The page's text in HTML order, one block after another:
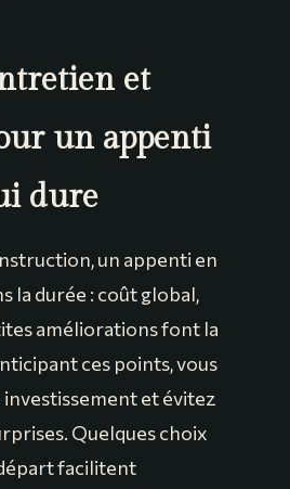
et
un appenti
dure
un appenti en
la durée : coût global,
améliorations font la
ces points, vous
et évitez
Quelques choix
facilitent